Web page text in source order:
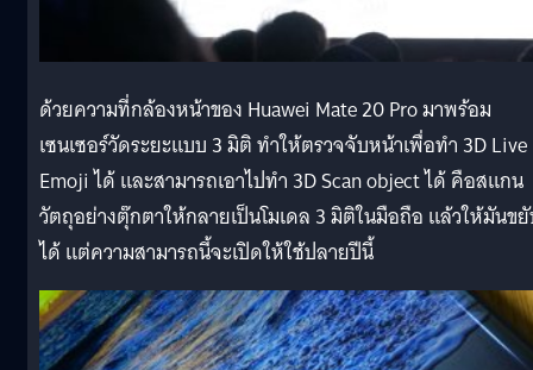
ด้วยความที่กล้องหน้าของ Huawei Mate 20 Pro มาพร้อม
เซนเซอร์วัดระยะแบบ 3 มิติ ทำให้ตรวจจับหน้าเพื่อทำ 3D Live
Emoji ได้ และสามารถเอาไปทำ 3D Scan object ได้ คือสแกน
วัตถุอย่างตุ๊กตาให้กลายเป็นโมเดล 3 มิติในมือถือ แล้วให้มันข
ได้ แต่ความสามารถนี้จะเปิดให้ใช้ปลายปีนี้